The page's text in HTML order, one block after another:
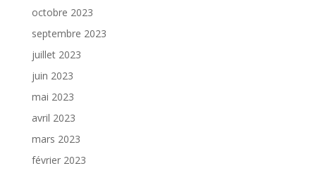
octobre 2023
septembre 2023
juillet 2023
juin 2023
mai 2023
avril 2023
mars 2023
février 2023